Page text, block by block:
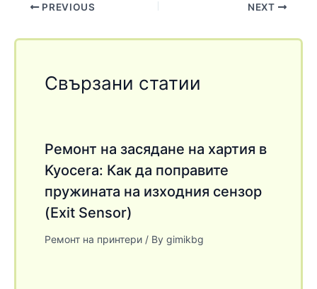
PREVIOUS NEXT
Свързани статии
Ремонт на засядане на хартия в
Kyocera: Как да поправите
пружината на изходния сензор
(Exit Sensor)
Ремонт на принтери / By gimikbg